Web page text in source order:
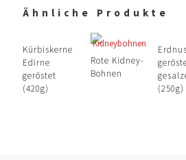
Ähnliche Produkte
Kürbiskerne
Edirne
geröstet
(420g)
Rote Kidney-
Bohnen
(250g)